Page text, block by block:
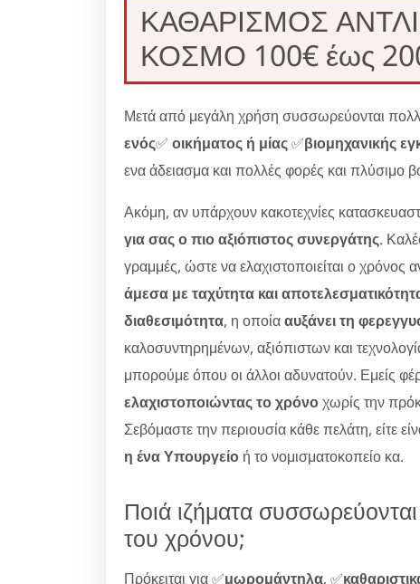
ΚΑΘΑΡΙΣΜΟΣ
ΚΟΣΜΟ 100€ έως
Μετά από μεγάλη χρήση συσσωρεύονται
ενός✅ οικήματος ή μίας✅βιομηχανικής
ενα άδειασμα και πολλές φορές και
Ακόμη, αν υπάρχουν κακοτεχνίες
για σας ο πιο αξιόπιστος συνεργάτης.
γραμμές, ώστε να ελαχιστοποιείται ο χρόνος
άμεσα με ταχύτητα και
διαθεσιμότητα, η οποίααυξάνει τη
καλοσυντηρημένων, αξιόπιστων και
μπορούμε όπου οι άλλοι αδυνατούν. Εμείς
ελαχιστοποιώντας το χρόνοχωρίς την
Σεβόμαστε την περιουσία κάθε πελάτη, είτε
η ένα Υπουργείο ή το νομισματοκοπείο κα.
Ποιά ιζήματα
του χρόνου;
Πρόκειται για ✅μωρομάντηλα, ✅